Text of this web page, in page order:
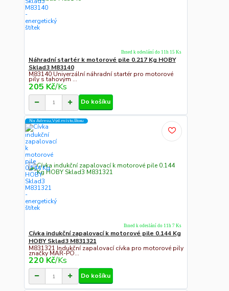
Náhradní startér k motorové pile 0.217 Kg HOBY
Sklad3 M83140
M83140 Univerzální náhradní startér pro motorové
pily s tahovým ...
205 Kč/Ks
Ihned k odeslání do 11h 15 Ks
Do košíku
Na Adresu,Výd.místo,Boxu
Cívka indukční zapalovací k motorové pile 0.144 Kg
HOBY Sklad3 M831321
M831321 Indukční zapalovací cívka pro motorové pily
značky MAR-PO...
220 Kč/Ks
Ihned k odeslání do 11h 7 Ks
Do košíku